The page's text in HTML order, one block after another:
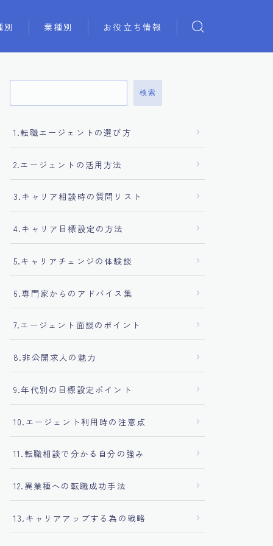
別 業種別 お役立ち情報
検索
1.転職エージェントの選び方
2.エージェントの活用方法
3.キャリア相談時の質問リスト
4.キャリア目標設定の方法
5.キャリアチェンジの体験談
6.専門家からのアドバイス集
7.エージェント面談のポイント
8.非公開求人の魅力
9.年代別の目標設定ポイント
10.エージェント利用時の注意点
11.転職相談で分かる自分の強み
12.異業種への転職成功手法
13.キャリアアップする為の戦略